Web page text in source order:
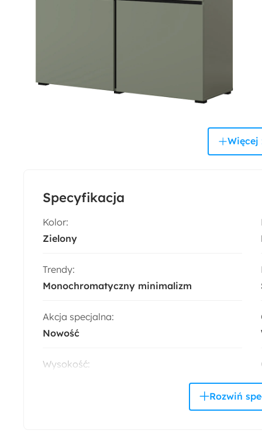
Więcej
Specyfikacja
Kolor:
Zielony
Trendy:
Monochromatyczny minimalizm
Akcja specjalna:
Nowość
Wysokość: